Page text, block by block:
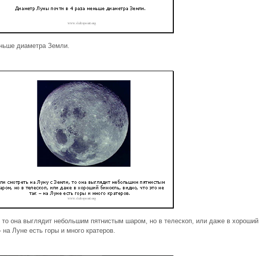
диаметра Земли.
она выглядит небольшим пятнистым шаром, но в телескоп, или даже в хороший
Луне есть горы и много кратеров.